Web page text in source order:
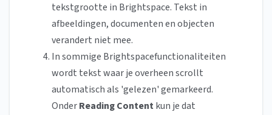
tekstgrootte in Brightspace. Tekst in
afbeeldingen, documenten en objecten
verandert niet mee.
In sommige Brightspacefunctionaliteiten
wordt tekst waar je overheen scrollt
automatisch als 'gelezen' gemarkeerd.
OnderReading Contentkun je dat